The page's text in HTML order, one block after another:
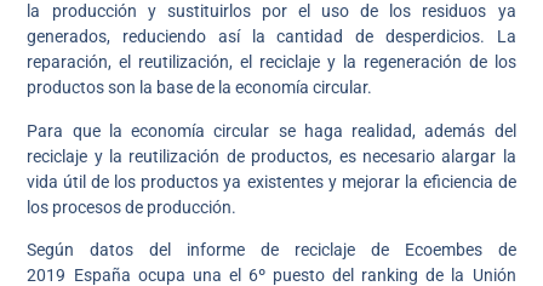
la producción y sustituirlos por el uso de los residuos ya
generados, reduciendo así la cantidad de desperdicios. La
reparación, el reutilización, el reciclaje y la regeneración de los
productos son la base de la economía circular.
Para que la economía circular se haga realidad, además del
reciclaje y la reutilización de productos, es necesario alargar la
vida útil de los productos ya existentes y mejorar la eficiencia de
los procesos de producción.
Según datos del informe de reciclaje de Ecoembes de
2019 España ocupa una el 6º puesto del ranking de la Unión